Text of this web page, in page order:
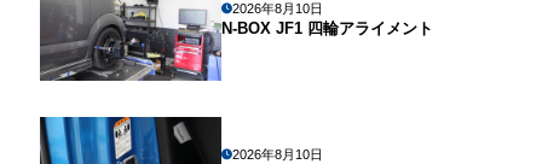
2026年8月10日
N-BOX JF1 四輪アライメント
2026年8月10日